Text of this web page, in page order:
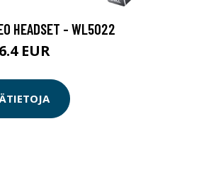
HEADSET - WL5022
EUR